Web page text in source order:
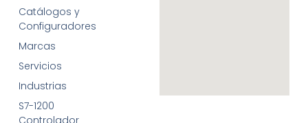
Catálogos y
Configuradores
Marcas
Servicios
Industrias
S7-1200